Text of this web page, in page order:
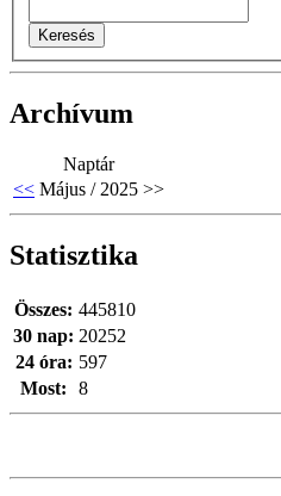
Archívum
Naptár
<< Május / 2025 >>
Statisztika
Most: 8
Összes: 445810
30 nap: 20252
24 óra: 597